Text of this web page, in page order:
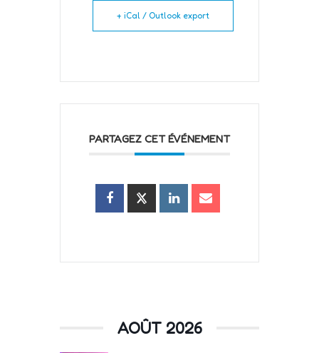
+ iCal / Outlook export
PARTAGEZ CET ÉVÉNEMENT
AOÛT 2026